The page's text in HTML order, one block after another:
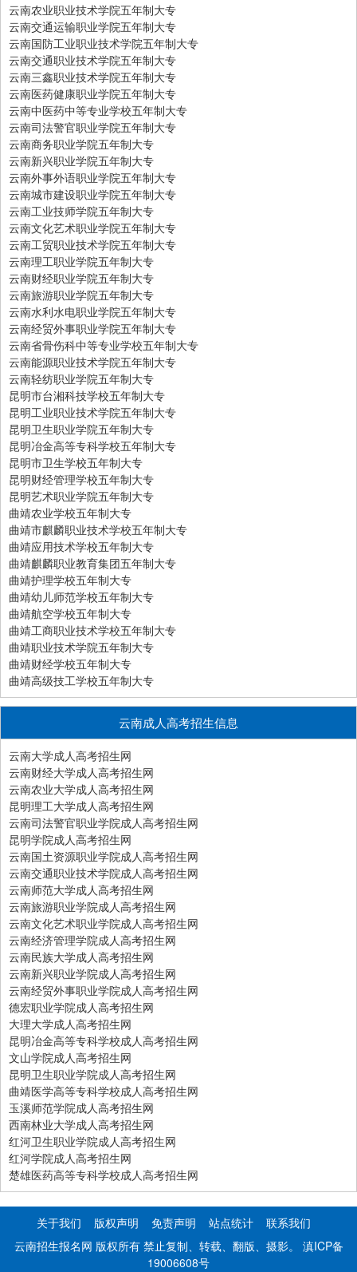
云南农业职业技术学院五年制大专
云南交通运输职业学院五年制大专
云南国防工业职业技术学院五年制大专
云南交通职业技术学院五年制大专
云南三鑫职业技术学院五年制大专
云南医药健康职业学院五年制大专
云南中医药中等专业学校五年制大专
云南司法警官职业学院五年制大专
云南商务职业学院五年制大专
云南新兴职业学院五年制大专
云南外事外语职业学院五年制大专
云南城市建设职业学院五年制大专
云南工业技师学院五年制大专
云南文化艺术职业学院五年制大专
云南工贸职业技术学院五年制大专
云南理工职业学院五年制大专
云南财经职业学院五年制大专
云南旅游职业学院五年制大专
云南水利水电职业学院五年制大专
云南经贸外事职业学院五年制大专
云南省骨伤科中等专业学校五年制大专
云南能源职业技术学院五年制大专
云南轻纺职业学院五年制大专
昆明市台湘科技学校五年制大专
昆明工业职业技术学院五年制大专
昆明卫生职业学院五年制大专
昆明冶金高等专科学校五年制大专
昆明市卫生学校五年制大专
昆明财经管理学校五年制大专
昆明艺术职业学院五年制大专
曲靖农业学校五年制大专
曲靖市麒麟职业技术学校五年制大专
曲靖应用技术学校五年制大专
曲靖麒麟职业教育集团五年制大专
曲靖护理学校五年制大专
曲靖幼儿师范学校五年制大专
曲靖航空学校五年制大专
曲靖工商职业技术学校五年制大专
曲靖职业技术学院五年制大专
曲靖财经学校五年制大专
曲靖高级技工学校五年制大专
云南成人高考招生信息
云南大学成人高考招生网
云南财经大学成人高考招生网
云南农业大学成人高考招生网
昆明理工大学成人高考招生网
云南司法警官职业学院成人高考招生网
昆明学院成人高考招生网
云南国土资源职业学院成人高考招生网
云南交通职业技术学院成人高考招生网
云南师范大学成人高考招生网
云南旅游职业学院成人高考招生网
云南文化艺术职业学院成人高考招生网
云南经济管理学院成人高考招生网
云南民族大学成人高考招生网
云南新兴职业学院成人高考招生网
云南经贸外事职业学院成人高考招生网
德宏职业学院成人高考招生网
大理大学成人高考招生网
昆明冶金高等专科学校成人高考招生网
文山学院成人高考招生网
昆明卫生职业学院成人高考招生网
曲靖医学高等专科学校成人高考招生网
玉溪师范学院成人高考招生网
西南林业大学成人高考招生网
红河卫生职业学院成人高考招生网
红河学院成人高考招生网
楚雄医药高等专科学校成人高考招生网
关于我们 版权声明 免责声明 站点统计
联系我们
云南招生报名网 版权所有 禁止复制、转载、翻版、摄影。 滇ICP备
19006608号